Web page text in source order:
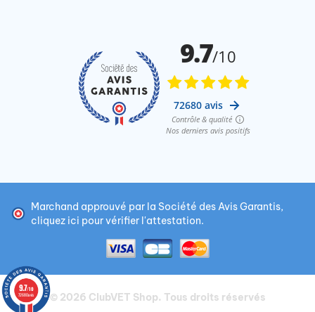
Marchand approuvé par la Société des Avis Garantis,
cliquez ici pour vérifier l'attestation.
© 2026 ClubVET Shop. Tous droits réservés
9.7/10
72680 avis